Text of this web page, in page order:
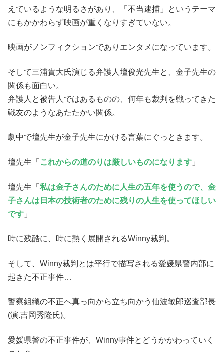
えているような明るさがあり、「不当逮捕」というテーマ
にもかかわらず映画が重くなりすぎていない。
映画がノンフィクションでありエンタメになっています。
そして三浦貴大氏演じる弁護人壇俊光先生と、金子先生の
関係も面白い。
弁護人と被告人ではあるものの、何年も裁判を戦ってきた
戦友のようなあたたかい関係。
劇中で壇先生が金子先生にかける言葉にぐっときます。
壇先生「 これからの道のりは厳しいものになります 」
壇先生「 私は金子さんのために人生の五年を使うので、金
子さんは日本の技術者のために残りの人生を使ってほしい
です 」
時に残酷に、時に熱く展開されるWinny裁判。
そして、Winny裁判とは平行で描写される愛媛県警内部に
起きた不正事件…
警察組織の不正へ真っ向から立ち向かう仙波敏郎巡査部長
(演.吉岡秀隆氏)。
愛媛県警の不正事件が、Winny事件とどうかかわっていく